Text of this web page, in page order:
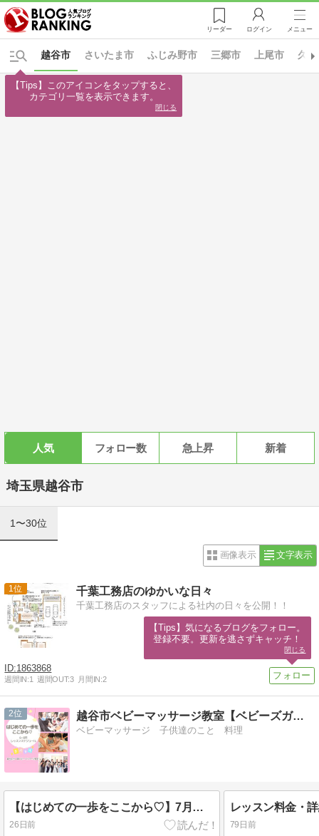
リーダー ログイン メニュー
さいたま市 ふじみ野市 三郷市 上尾市 久
越谷市
人気 フォロー数 急上昇 新着
埼玉県越谷市
1〜30位
画像表示 文字表示
1 千葉工務店のゆかいな日々
千葉工務店のスタッフによる社内の日々を公開！！
1863868
週間IN:1 週間OUT:3 月間IN:2
2 越谷市ベビーマッサージ教室【ベビーズガーデン】
ベビーマッサージ 子供達のこと 料理
【はじめての一歩をここから♡】7月～9月スケジュール 越谷ベビーマッサージ教室
26日前 79日前
【Tips】このアイコンをタップすると、
カテゴリ一覧を表示できます。
閉じる
【Tips】気になるブログをフォロー。
登録不要。更新を逃さずキャッチ！
閉じる